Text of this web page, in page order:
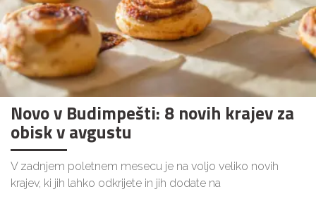
Novo v Budimpešti: 8 novih krajev za
obisk v avgustu
V zadnjem poletnem mesecu je na voljo veliko novih
krajev, ki jih lahko odkrijete in jih dodate na